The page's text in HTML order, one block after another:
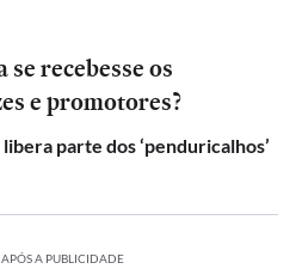
recebesse os
e promotores?
parte dos ‘penduricalhos’
A PUBLICIDADE